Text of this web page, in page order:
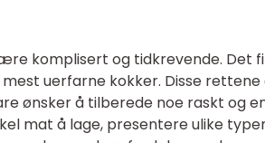
komplisert og tidkrevende. Det
mest uerfarne kokker. Disse
ønsker å tilberede noe raskt og
mat å lage, presentere ulike